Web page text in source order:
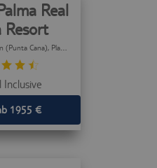
Real
Resort
(Punta Cana), Playa Bavaro (Punta Cana)
Inclusive
1955 €